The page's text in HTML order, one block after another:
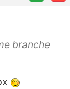
branche